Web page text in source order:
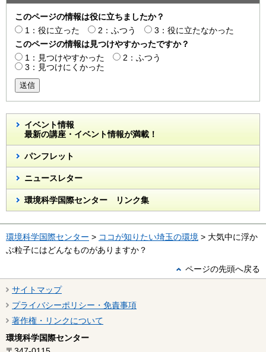
このページの情報は役に立ちましたか？
1：役に立った
2：ふつう
3：役に立たなかった
このページの情報は見つけやすかったですか？
1：見つけやすかった
2：ふつう
3：見つけにくかった
送信
イベント情報
最新の講座・イベント情報が満載！
パンフレット
ニュースレター
環境科学国際センター リンク集
環境科学国際センター > ココが知りたい埼玉の環境 > 大気中に浮か
ぶ粒子にはどんなものがありますか？
ページの先頭へ戻る
サイトマップ
プライバシーポリシー・免責事項
著作権・リンクについて
環境科学国際センター